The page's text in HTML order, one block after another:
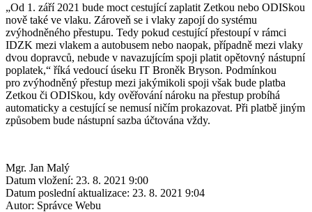
„Od 1. září 2021 bude moct cestující zaplatit Zetkou nebo ODISkou
nově také ve vlaku. Zároveň se i vlaky zapojí do systému
zvýhodněného přestupu. Tedy pokud cestující přestoupí v rámci
IDZK mezi vlakem a autobusem nebo naopak, případně mezi vlaky
dvou dopravců, nebude v navazujícím spoji platit opětovný nástupní
poplatek,“ říká vedoucí úseku IT Broněk Bryson. Podmínkou
pro zvýhodněný přestup mezi jakýmikoli spoji však bude platba
Zetkou či ODISkou, kdy ověřování nároku na přestup probíhá
automaticky a cestující se nemusí ničím prokazovat. Při platbě jiným
způsobem bude nástupní sazba účtována vždy.
Mgr. Jan Malý
Datum vložení: 23. 8. 2021 9:00
Datum poslední aktualizace: 23. 8. 2021 9:04
Autor: Správce Webu